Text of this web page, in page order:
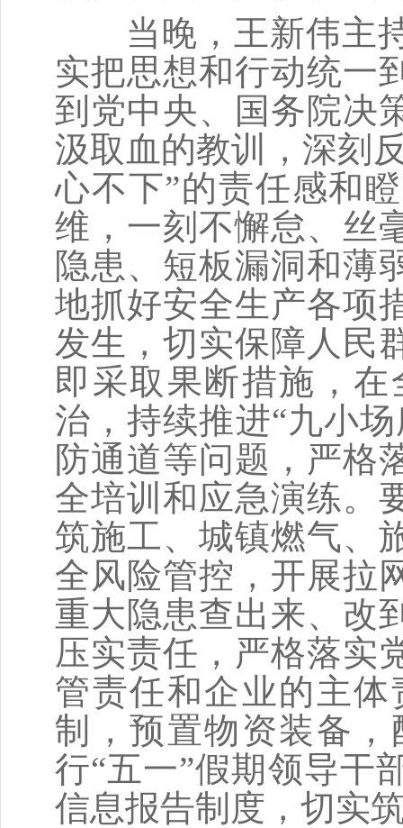
当晚，王新伟主持
实把思想和行动统一
到党中央、国务院决
汲取血的教训，深刻
心不下”的责任感和
维，一刻不懈怠、丝
隐患、短板漏洞和薄
地抓好安全生产各项
发生，切实保障人民
即采取果断措施，
治，持续推进“九小
防通道等问题，严格
全培训和应急演练。
筑施工、城镇燃气、
全风险管控，开展拉
重大隐患查出来、改
压实责任，严格落实
管责任和企业的主
制，预置物资装备
行“五一”假期领导干
信息报告制度，切实